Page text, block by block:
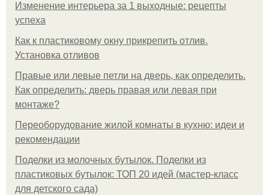
Изменение интерьера за 1 выходные: рецепты
успеха
Как к пластиковому окну прикрепить отлив.
Установка отливов
Правые или левые петли на дверь, как определить.
Как определить: дверь правая или левая при
монтаже?
Переоборудование жилой комнаты в кухню: идеи и
рекомендации
Поделки из молочных бутылок. Поделки из
пластиковых бутылок: ТОП 20 идей (мастер-класс
для детского сада)